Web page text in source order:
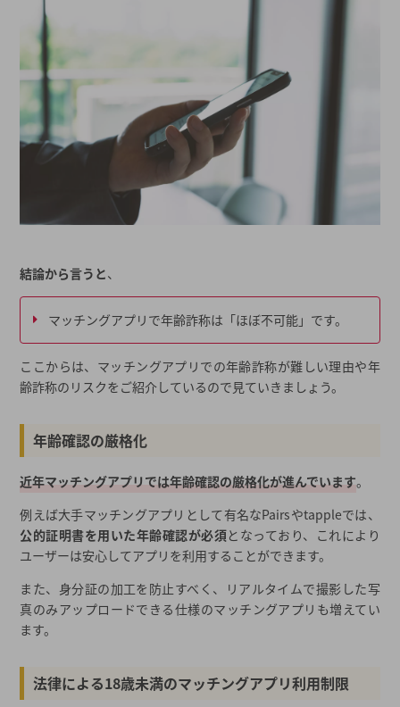
安全性の高いマッチングアプリ3選
Pairs
Match
まとめ
結論から言うと、
マッチングアプリで年齢詐称は「ほぼ不可能」です。
ここからは、マッチングアプリでの年齢詐称が難しい理由や年
齢詐称のリスクをご紹介しているので見ていきましょう。
年齢確認の厳格化
近年マッチングアプリでは年齢確認の厳格化が進んでいます。
例えば大手マッチングアプリとして有名なPairsやtappleでは、
公的証明書を用いた年齢確認が必須となっており、これにより
ユーザーは安心してアプリを利用することができます。
また、身分証の加工を防止すべく、リアルタイムで撮影した写
真のみアップロードできる仕様のマッチングアプリも増えてい
ます。
法律による18歳未満のマッチングアプリ利用制限